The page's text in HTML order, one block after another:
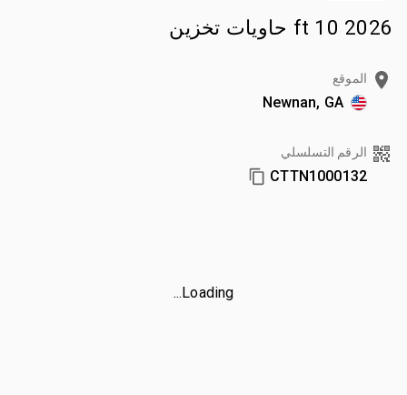
2026 10 ft حاويات تخزين
الموقع
Newnan, GA
الرقم التسلسلي
CTTN1000132
Loading...